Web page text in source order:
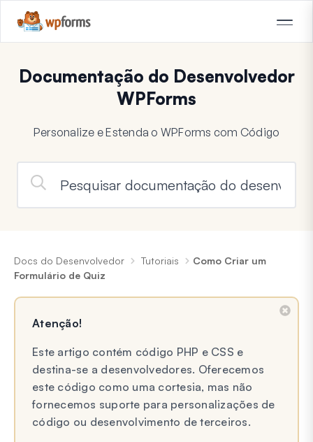
Documentação do Desenvolvedor
WPForms
Personalize e Estenda o WPForms com Código
Docs do Desenvolvedor Tutoriais
Como Criar um
Formulário de Quiz
Atenção!
Este artigo contém código PHP e CSS e
destina-se a desenvolvedores. Oferecemos
este código como uma cortesia, mas não
fornecemos suporte para personalizações de
código ou desenvolvimento de terceiros.